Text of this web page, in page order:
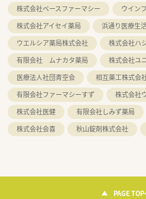
株式会社ベースファーマシー
ウイン
株式会社アイセイ薬局
浜通り医療生
ウエルシア薬局株式会社
株式会社ハ
有限会社 ムナカタ薬局
株式会社ユ
医療法人社団青空会
相互薬工株式会
有限会社ファーマシーすず
株式会社
株式会社医健
有限会社しみず薬局
株式会社会喜
秋山錠剤株式会社
PAGE